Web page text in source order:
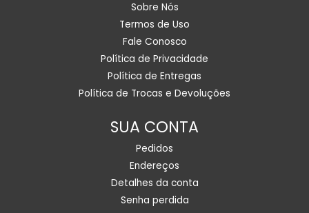
Sobre Nós
Termos de Uso
Fale Conosco
Política de Privacidade
Política de Entregas
Política de Trocas e Devoluções
SUA CONTA
Pedidos
Endereços
Detalhes da conta
Senha perdida